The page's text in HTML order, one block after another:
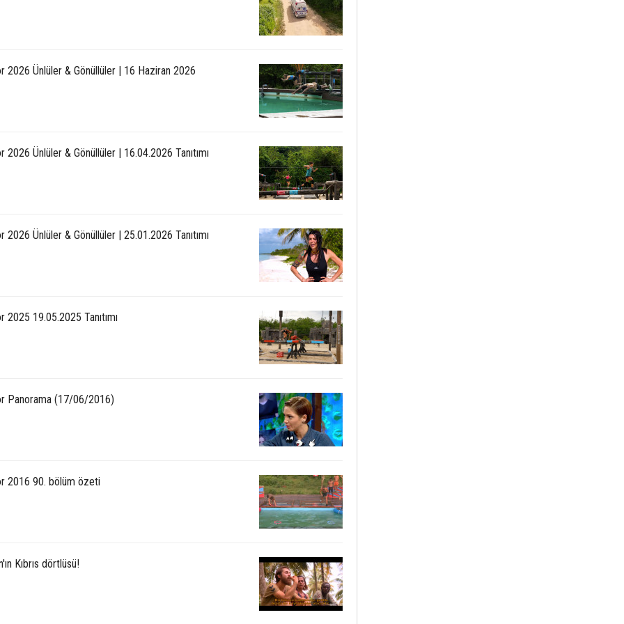
2026 Ünlüler & Gönüllüler | 16 Haziran 2026
2026 Ünlüler & Gönüllüler | 16.04.2026 Tanıtımı
2026 Ünlüler & Gönüllüler | 25.01.2026 Tanıtımı
2025 19.05.2025 Tanıtımı
Panorama (17/06/2016)
2016 90. bölüm özeti
Kıbrıs dörtlüsü!